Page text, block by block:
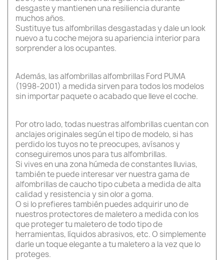
desgaste y mantienen una resiliencia durante
muchos años.
Sustituye tus alfombrillas desgastadas y dale un look
nuevo a tu coche mejora su apariencia interior para
sorprender a los ocupantes.
Además, las alfombrillas alfombrillas Ford PUMA
(1998-2001) a medida sirven para todos los modelos
sin importar paquete o acabado que lleve el coche.
Por otro lado, todas nuestras alfombrillas cuentan con
anclajes originales según el tipo de modelo, si has
perdido los tuyos no te preocupes, avísanos y
conseguiremos unos para tus alfombrillas.
Si vives en una zona húmeda de constantes lluvias,
también te puede interesar ver nuestra gama de
alfombrillas de caucho tipo cubeta a medida de alta
calidad y resistencia y sin olor a goma.
O si lo prefieres también puedes adquirir uno de
nuestros protectores de maletero a medida con los
que proteger tu maletero de todo tipo de
herramientas, líquidos abrasivos, etc. O simplemente
darle un toque elegante a tu maletero a la vez que lo
proteges.